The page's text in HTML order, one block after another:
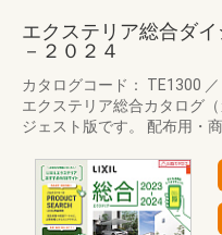
エクステリア総合ダ
－２０２４
カタログコード： TE1300 ／
エクステリア総合カタログ
ジェスト版です。 配布用・